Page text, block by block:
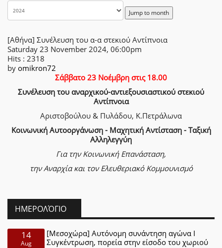
Jump to month
[Αθήνα] Συνέλευση του α-α στεκιού Αντίπνοια
Saturday 23 November 2024, 06:00pm
Hits : 2318
by omikron72
Σάββατο 23 Νοέμβρη στις 18.00
Συνέλευση του αναρχικού-αντιεξουσιαστικού στεκιού
Αντίπνοια
Αριστοβούλου & Πυλάδου, Κ.Πετράλωνα
Κοινωνική Αυτοοργάνωση - Μαχητική Αντίσταση - Ταξική
Αλληλεγγύη
Για την Κοινωνική Επανάσταση,
την Αναρχία και τον Ελευθεριακό Κομμουνισμό
ΗΜΕΡΟΛΌΓΙΟ
14
Aug
[Μεσοχώρα] Αυτόνομη συνάντηση αγώνα Ι
Συγκέντρωση, πορεία στην είσοδο του χωριού